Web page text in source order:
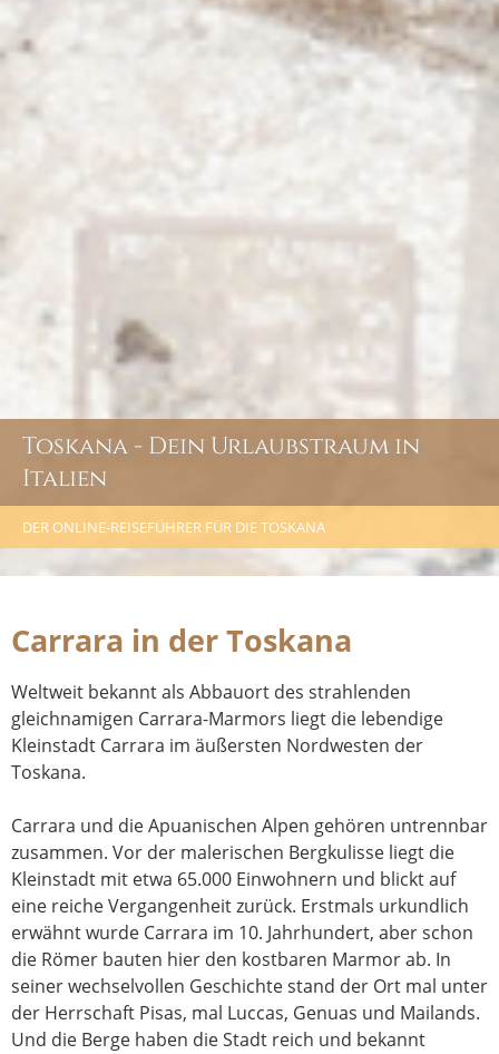
Toskana - Dein Urlaubstraum in
Italien
DER ONLINE-REISEFÜHRER FÜR DIE TOSKANA
Carrara in der Toskana
Weltweit bekannt als Abbauort des strahlenden
gleichnamigen Carrara-Marmors liegt die lebendige
Kleinstadt Carrara im äußersten Nordwesten der
Toskana.
Carrara und die Apuanischen Alpen gehören untrennbar
zusammen. Vor der malerischen Bergkulisse liegt die
Kleinstadt mit etwa 65.000 Einwohnern und blickt auf
eine reiche Vergangenheit zurück. Erstmals urkundlich
erwähnt wurde Carrara im 10. Jahrhundert, aber schon
die Römer bauten hier den kostbaren Marmor ab. In
seiner wechselvollen Geschichte stand der Ort mal unter
der Herrschaft Pisas, mal Luccas, Genuas und Mailands.
Und die Berge haben die Stadt reich und bekannt